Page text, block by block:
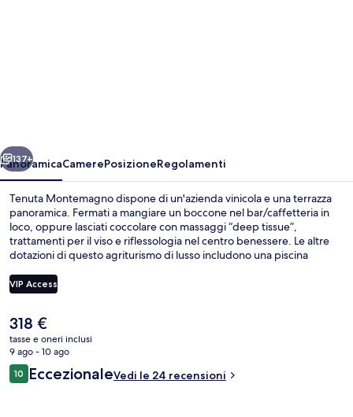
Avanti
137+
PanoramicaCamerePosizioneRegolamenti
Tenuta Montemagno dispone di un'azienda vinicola e una terrazza
panoramica. Fermati a mangiare un boccone nel bar/caffetteria in
loco, oppure lasciati coccolare con massaggi “deep tissue”,
trattamenti per il viso e riflessologia nel centro benessere. Le altre
dotazioni di questo agriturismo di lusso includono una piscina
VIP Access
Il
prezzo
attuale
è
318 €
318 €
tasse e oneri inclusi
9 ago - 10 ago
Recensioni
1010 su 10
EccezionaleVedi le 24 recensioni